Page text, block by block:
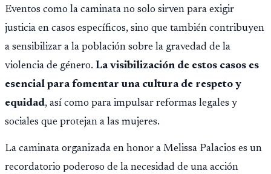
Eventos como la caminata no solo sirven para exigir
justicia en casos específicos, sino que también contribuyen
a sensibilizar a la población sobre la gravedad de la
violencia de género. La visibilización de estos casos es
esencial para fomentar una cultura de respeto y
equidad, así como para impulsar reformas legales y
sociales que protejan a las mujeres.
La caminata organizada en honor a Melissa Palacios es un
recordatorio poderoso de la necesidad de una acción